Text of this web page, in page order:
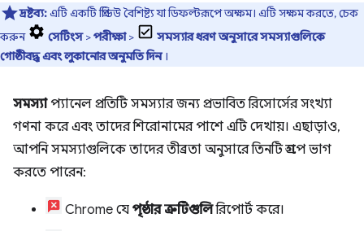
দ্রষ্টব্য:এটি একটি প্রিভিউ বৈশিষ্ট্য যা ডিফল্টরূপে অক্ষম। এটি সক্ষম করতে, চেক
করুন
সেটিংস>পরীক্ষা>
সমস্যার ধরণ অনুসারে সমস্যাগুলিকে
গোষ্ঠীবদ্ধ এবং লুকানোর অনুমতি দিন।
সমস্যাপ্যানেল প্রতিটি সমস্যার জন্য প্রভাবিত রিসোর্সের সংখ্যা
গণনা করে এবং তাদের শিরোনামের পাশে এটি দেখায়। এছাড়াও,
আপনি সমস্যাগুলিকে তাদের তীব্রতা অনুসারে তিনটি গ্রুপে ভাগ
করতে পারেন:
Chrome যে পৃষ্ঠার ত্রুটিগুলিরিপোর্ট করে।